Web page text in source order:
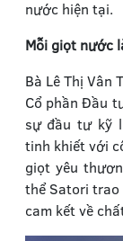
nước hiện tại.
Mỗi giọt nước
Bà Lê Thị Vân
Cổ phần Đầu
sự đầu tư kỹ
tinh khiết với
giọt yêu
thể Satori
cam kết về